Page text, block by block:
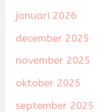
januari 2026
december 2025
november 2025
oktober 2025
september 2025